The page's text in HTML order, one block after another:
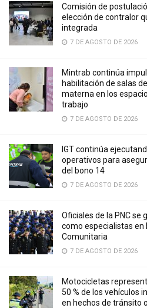
Comisión de
elección de contralor
integrada
7 DE AGOSTO DE 2026
Mintrab continúa
habilitación de salas
materna en los
trabajo
7 DE AGOSTO DE 2026
IGT continúa
operativos para
del bono 14
7 DE AGOSTO DE 2026
Oficiales de la PNC se
como especialistas en
Comunitaria
7 DE AGOSTO DE 2026
Motocicletas
50 % de los vehículos
en hechos de tránsito